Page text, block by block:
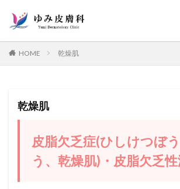
HOME 乾燥肌
乾燥肌
皮脂欠乏症(ひしけつぼ
う、乾燥肌)・皮脂欠乏
カテゴリー